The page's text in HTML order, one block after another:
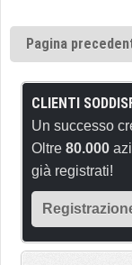
Pagina
CLIENTI
Un successo
Oltre 80.000
già registrati!